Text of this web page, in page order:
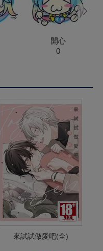
開心
0
next
來試試做愛吧(全)